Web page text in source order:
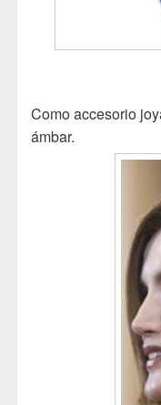
Como accesorio
ámbar.